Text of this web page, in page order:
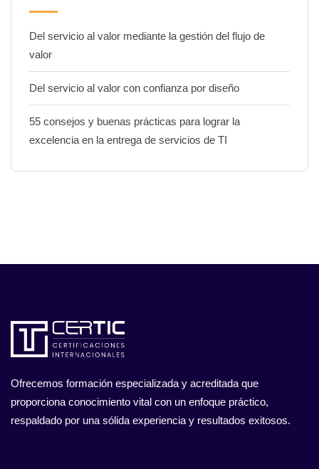
Del servicio al valor mediante la gestión del flujo de
valor
Del servicio al valor con confianza por diseño
55 consejos y buenas prácticas para lograr la
excelencia en la entrega de servicios de TI
Ofrecemos formación especializada y acreditada que
proporciona conocimiento vital con un enfoque práctico,
respaldado por una sólida experiencia y resultados exitosos.